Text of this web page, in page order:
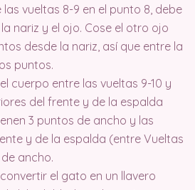
vueltas 8-9 en el punto 8, debe
nariz y el ojo. Cose el otro ojo
desde la nariz, así que entre la
puntos.
cuerpo entre las vueltas 9-10 y
del frente y de la espalda
3 puntos de ancho y las
y de la espalda (entre Vueltas
ancho.
el gato en un llavero